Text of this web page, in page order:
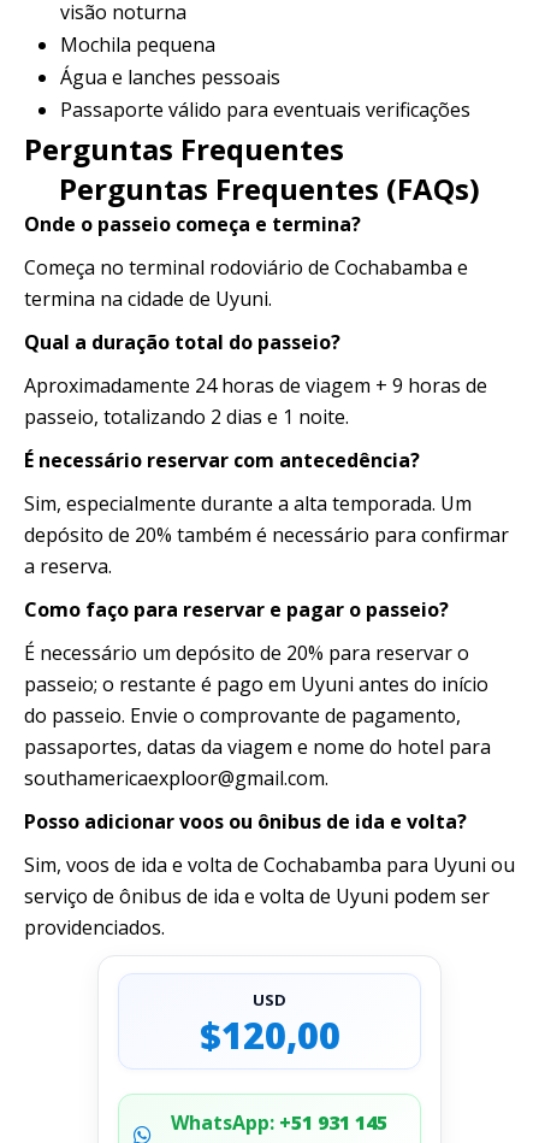
visão noturna
Mochila pequena
Água e lanches pessoais
Passaporte válido para eventuais verificações
Perguntas Frequentes
Perguntas Frequentes (FAQs)
Onde o passeio começa e termina?
Começa no terminal rodoviário de Cochabamba e
termina na cidade de Uyuni.
Qual a duração total do passeio?
Aproximadamente 24 horas de viagem + 9 horas de
passeio, totalizando 2 dias e 1 noite.
É necessário reservar com antecedência?
Sim, especialmente durante a alta temporada. Um
depósito de 20% também é necessário para confirmar
a reserva.
Como faço para reservar e pagar o passeio?
É necessário um depósito de 20% para reservar o
passeio; o restante é pago em Uyuni antes do início
do passeio. Envie o comprovante de pagamento,
passaportes, datas da viagem e nome do hotel para
southamericaexploor@gmail.com.
Posso adicionar voos ou ônibus de ida e volta?
Sim, voos de ida e volta de Cochabamba para Uyuni ou
serviço de ônibus de ida e volta de Uyuni podem ser
providenciados.
USD
$120,00
WhatsApp:+51 931 145